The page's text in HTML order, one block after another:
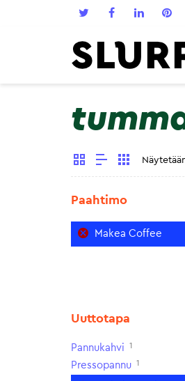
Paahtimo
Makea Coffee
Uuttotapa
Pannukahvi 1
Pressopannu 1